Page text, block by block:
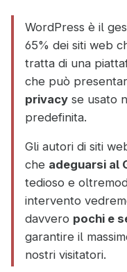
WordPress è il
65% dei siti web
tratta di una
che può
privacy se usato
predefinita.
Gli autori di siti
che adeguarsi al
tedioso e
intervento
davvero pochi e
garantire il
nostri visitatori.